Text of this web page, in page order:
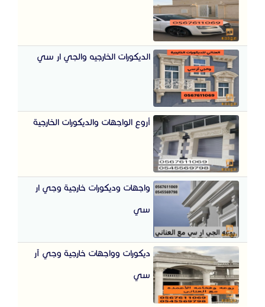
الديكورات الخارجيه والجي ار سي
أروع الواجهات والديكورات الخارجية
واجهات وديكورات خارجية وجي ار
سي
ديكورات وواجهات خارجية وجي آر
سي